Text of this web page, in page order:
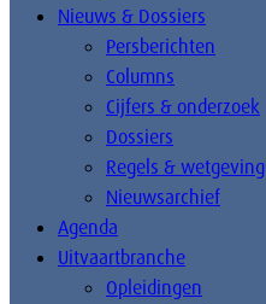
Nieuws & Dossiers
Persberichten
Columns
Cijfers & onderzoek
Dossiers
Regels & wetgeving
Nieuwsarchief
Agenda
Uitvaartbranche
Opleidingen